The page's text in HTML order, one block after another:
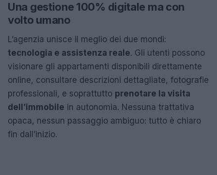
Una gestione 100% digitale ma con
volto umano
L’agenzia unisce il meglio dei due mondi:
tecnologia e assistenza reale. Gli utenti possono
visionare gli appartamenti disponibili direttamente
online, consultare descrizioni dettagliate, fotografie
professionali, e soprattutto prenotare la visita
dell ’immobile in autonomia. Nessuna trattativa
opaca, nessun passaggio ambiguo: tutto è chiaro
fin dall’inizio.